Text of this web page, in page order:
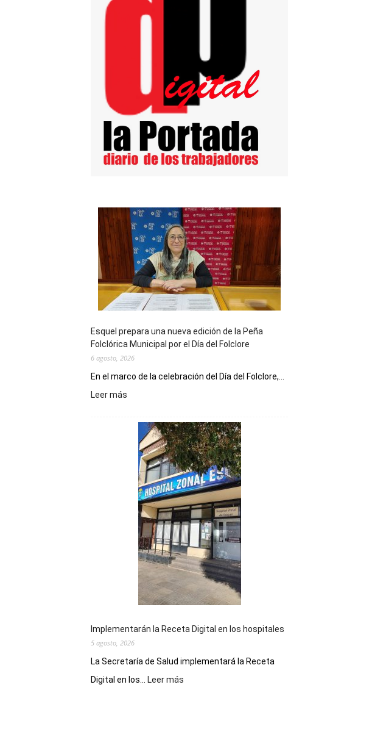
Esquel prepara una nueva edición de la Peña
Folclórica Municipal por el Día del Folclore
6 agosto, 2026
En el marco de la celebración del Día del Folclore,...
Leer más
nueva
edición
Peña
Folclórica
Municipal
por
Día
Folclore
Implementarán la Receta Digital en los hospitales
5 agosto, 2026
La Secretaría de Salud implementará la Receta
Digital en los...
Leer más